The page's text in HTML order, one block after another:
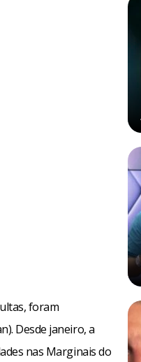
foram
Desde janeiro, a
nas Marginais do